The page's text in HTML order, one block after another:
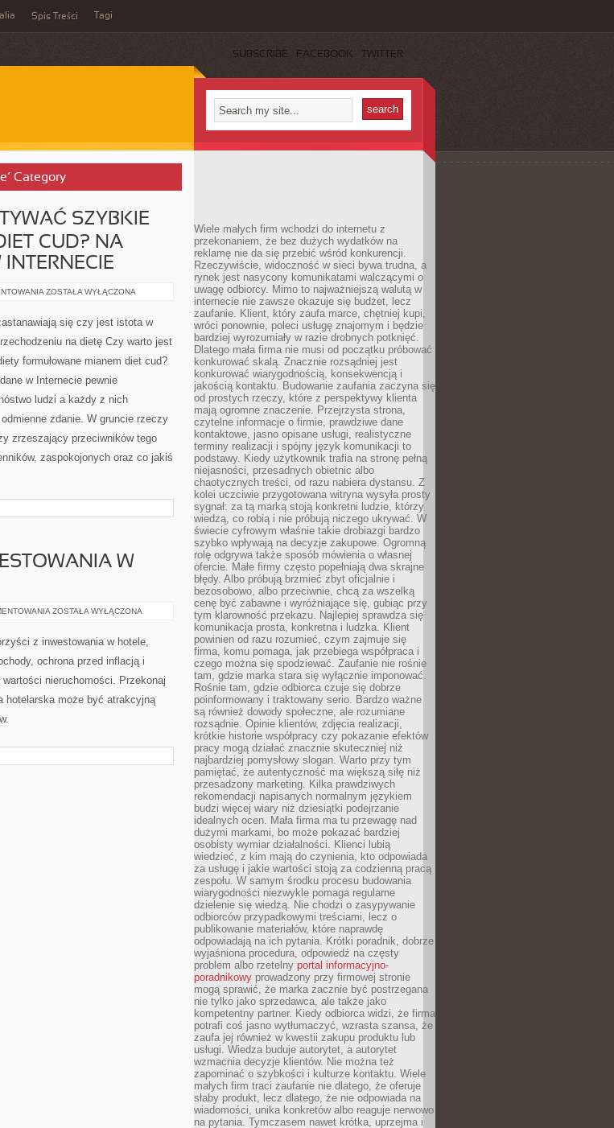
Spis Treści Tagi
SUBSCRIBE FACEBOOK TWITTER
Category
SZYBKIE
CUD? NA
CZY
WYKORZYSTYWAĆ
SZYBKIE
OKREŚLANE
DIET
NA
ZAPYTANIE
ZADANE
INTERNECIE
ZOSTAŁA WYŁĄCZONA
się czy jest istota w
na dietę Czy warto jest
formułowane mianem diet cud?
w Internecie pewnie
ludzi a każdy z nich
odmienne zdanie. W gruncie rzeczy
zrzeszający przeciwników tego
zaspokojonych oraz co jakiś
W
KLUCZOWE
INWESTOWANIA
W
ZOSTAŁA WYŁĄCZONA
z inwestowania w hotele,
ochrona przed inflacją i
wartości nieruchomości. Przekonaj
hotelarska może być atrakcyjną
Wiele małych firm wchodzi do internetu z
przekonaniem, że bez dużych wydatków na
reklamę nie da się przebić wśród konkurencji.
Rzeczywiście, widoczność w sieci bywa trudna, a
rynek jest nasycony komunikatami walczącymi o
uwagę odbiorcy. Mimo to najważniejszą walutą w
internecie nie zawsze okazuje się budżet, lecz
zaufanie. Klient, który zaufa marce, chętniej kupi,
wróci ponownie, poleci usługę znajomym i będzie
bardziej wyrozumiały w razie drobnych potknięć.
Dlatego mała firma nie musi od początku próbować
konkurować skalą. Znacznie rozsądniej jest
konkurować wiarygodnością, konsekwencją i
jakością kontaktu. Budowanie zaufania zaczyna się
od prostych rzeczy, które z perspektywy klienta
mają ogromne znaczenie. Przejrzysta strona,
czytelne informacje o firmie, prawdziwe dane
kontaktowe, jasno opisane usługi, realistyczne
terminy realizacji i spójny język komunikacji to
podstawy. Kiedy użytkownik trafia na stronę pełną
niejasności, przesadnych obietnic albo
chaotycznych treści, od razu nabiera dystansu. Z
kolei uczciwie przygotowana witryna wysyła prosty
sygnał: za tą marką stoją konkretni ludzie, którzy
wiedzą, co robią i nie próbują niczego ukrywać. W
świecie cyfrowym właśnie takie drobiazgi bardzo
szybko wpływają na decyzje zakupowe. Ogromną
rolę odgrywa także sposób mówienia o własnej
ofercie. Małe firmy często popełniają dwa skrajne
błędy. Albo próbują brzmieć zbyt oficjalnie i
bezosobowo, albo przeciwnie, chcą za wszelką
cenę być zabawne i wyróżniające się, gubiąc przy
tym klarowność przekazu. Najlepiej sprawdza się
komunikacja prosta, konkretna i ludzka. Klient
powinien od razu rozumieć, czym zajmuje się
firma, komu pomaga, jak przebiega współpraca i
czego można się spodziewać. Zaufanie nie rośnie
tam, gdzie marka stara się wyłącznie imponować.
Rośnie tam, gdzie odbiorca czuje się dobrze
poinformowany i traktowany serio. Bardzo ważne
są również dowody społeczne, ale rozumiane
rozsądnie. Opinie klientów, zdjęcia realizacji,
krótkie historie współpracy czy pokazanie efektów
pracy mogą działać znacznie skuteczniej niż
najbardziej pomysłowy slogan. Warto przy tym
pamiętać, że autentyczność ma większą siłę niż
przesadzony marketing. Kilka prawdziwych
rekomendacji napisanych normalnym językiem
budzi więcej wiary niż dziesiątki podejrzanie
idealnych ocen. Mała firma ma tu przewagę nad
dużymi markami, bo może pokazać bardziej
osobisty wymiar działalności. Klienci lubią
wiedzieć, z kim mają do czynienia, kto odpowiada
za usługę i jakie wartości stoją za codzienną pracą
zespołu. W samym środku procesu budowania
wiarygodności niezwykle pomaga regularne
dzielenie się wiedzą. Nie chodzi o zasypywanie
odbiorców przypadkowymi treściami, lecz o
publikowanie materiałów, które naprawdę
odpowiadają na ich pytania. Krótki poradnik, dobrze
wyjaśniona procedura, odpowiedź na częsty
problem albo rzetelny portal informacyjno-
poradnikowy prowadzony przy firmowej stronie
mogą sprawić, że marka zacznie być postrzegana
nie tylko jako sprzedawca, ale także jako
kompetentny partner. Kiedy odbiorca widzi, że firma
potrafi coś jasno wytłumaczyć, wzrasta szansa, że
zaufa jej również w kwestii zakupu produktu lub
usługi. Wiedza buduje autorytet, a autorytet
wzmacnia decyzje klientów. Nie można też
zapominać o szybkości i kulturze kontaktu. Wiele
małych firm traci zaufanie nie dlatego, że oferuje
słaby produkt, lecz dlatego, że nie odpowiada na
wiadomości, unika konkretów albo reaguje nerwowo
na pytania. Tymczasem nawet krótka, uprzejma i